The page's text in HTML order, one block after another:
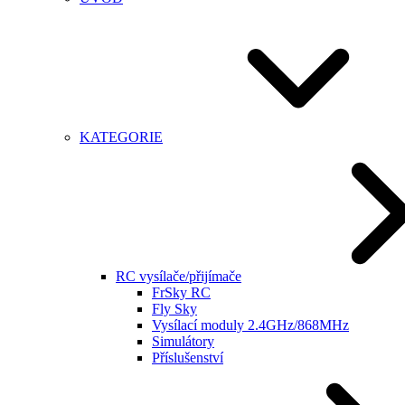
KATEGORIE
RC vysílače/přijímače
FrSky RC
Fly Sky
Vysílací moduly 2.4GHz/868MHz
Simulátory
Příslušenství